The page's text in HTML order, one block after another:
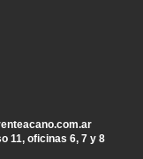
11, oficinas 6, 7 y 8